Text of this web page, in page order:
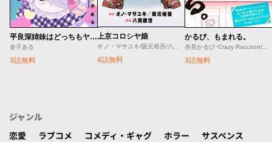
平良深姉妹はどっちもヤんでる
金子ある
3話無料
上京コロシヤ娘
4話無料
かるび、もまれる。
3話無料
ジャンル
恋愛
ラブコメ コメディ・ギャグ ホラー
サスペンス